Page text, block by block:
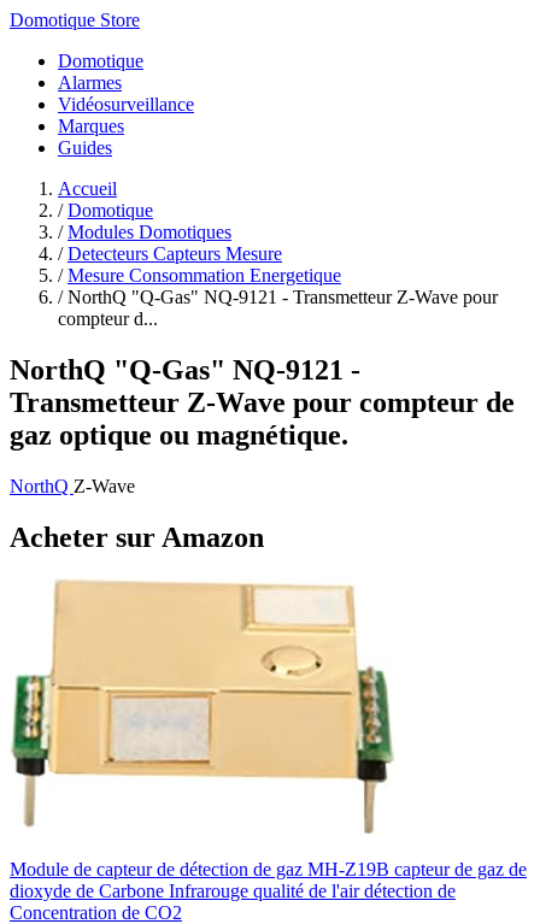
Domotique Store
Domotique
Alarmes
Vidéosurveillance
Marques
Guides
Accueil
/ Domotique
/ Modules Domotiques
/ Detecteurs Capteurs Mesure
/ Mesure Consommation Energetique
/ NorthQ "Q-Gas" NQ-9121 - Transmetteur Z-Wave pour
compteur d...
NorthQ "Q-Gas" NQ-9121 -
Transmetteur Z-Wave pour compteur de
gaz optique ou magnétique.
NorthQ Z-Wave
Acheter sur Amazon
Module de capteur de détection de gaz MH-Z19B capteur de gaz de
dioxyde de Carbone Infrarouge qualité de l'air détection de
Concentration de CO2